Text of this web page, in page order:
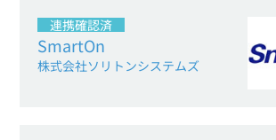
連携確認済
SmartOn
株式会社ソリトンシステムズ